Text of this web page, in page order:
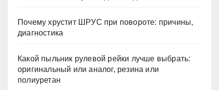
Почему хрустит ШРУС при повороте: причины,
диагностика
Какой пыльник рулевой рейки лучше выбрать:
оригинальный или аналог, резина или
полиуретан